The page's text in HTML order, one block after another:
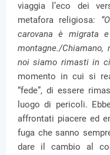
viaggia l’eco dei
metafora religiosa:
carovana è migrata
montagne./
noi siamo rimasti in
momento in cui si
“fede”, di essere
luogo di pericoli.
affrontati piacere ed
fuga che sanno
dare il cambio al